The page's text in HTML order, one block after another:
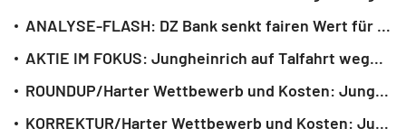
ANALYSE-FLASH: DZ Bank senkt fairen Wert für Jungheinrich auf 35 Euro - 'Kaufen'
AKTIE IM FOKUS: Jungheinrich auf Talfahrt wegen gesenktem Gewinnausblick
ROUNDUP/Harter Wettbewerb und Kosten: Jungheinrich senkt Gewinnausblick
KORREKTUR/Harter Wettbewerb und Kosten: Jungheinrich senkt Gewinnausblick